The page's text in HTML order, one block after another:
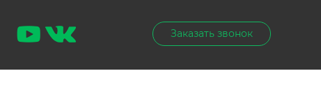
Заказать звонок